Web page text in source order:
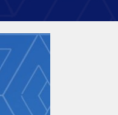
تلفن
بدون پیش شماره
اینستاگرام
کانال تلگرام
کانال بله